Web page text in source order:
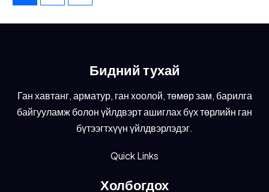
Бидний тухай
Ган хавтанг, арматур, ган хоолой, төмөр зам, барилга
байгууламж болон үйлдвэрт ашиглах бүх төрлийн ган
бүтээгтхүүн үйлдвэрлэдэг.
Quick Links
Холбогдох